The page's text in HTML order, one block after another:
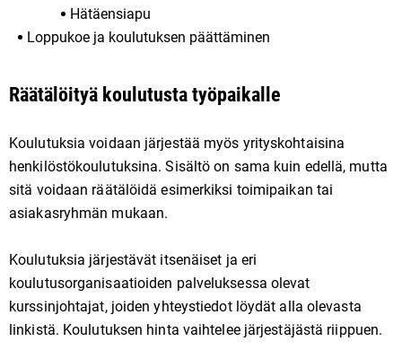
Hätäensiapu
Loppukoe ja koulutuksen päättäminen
Räätälöityä koulutusta työpaikalle
Koulutuksia voidaan järjestää myös yrityskohtaisina
henkilöstökoulutuksina. Sisältö on sama kuin edellä, mutta
sitä voidaan räätälöidä esimerkiksi toimipaikan tai
asiakasryhmän mukaan.
Koulutuksia järjestävät itsenäiset ja eri
koulutusorganisaatioiden palveluksessa olevat
kurssinjohtajat, joiden yhteystiedot löydät alla olevasta
linkistä. Koulutuksen hinta vaihtelee järjestäjästä riippuen.